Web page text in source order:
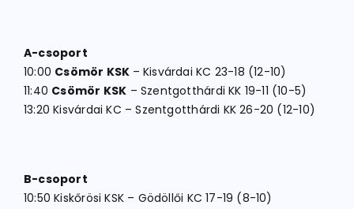
A-csoport
10:00 Csömör KSK – Kisvárdai KC 23-18 (12-10)
11:40 Csömör KSK – Szentgotthárdi KK 19-11 (10-5)
13:20 Kisvárdai KC – Szentgotthárdi KK 26-20 (12-10)
B-csoport
10:50 Kiskőrösi KSK – Gödöllői KC 17-19 (8-10)